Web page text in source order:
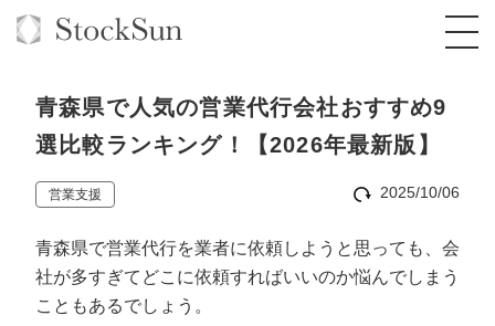
オーダーメイド支援
TOP
コンサルタント一覧
BPO支援
定額制Webマーケティング代行『マキトルく
オリジナルサービス
オンラインサロン
青森県で人気の営業代行会社おすすめ9
選比較ランキング！【2026年最新版】
営業支援 2025/10/06
青森県で営業代行を業者に依頼しようと思っても、会
社が多すぎてどこに依頼すればいいのか悩んでしまう
こともあるでしょう。